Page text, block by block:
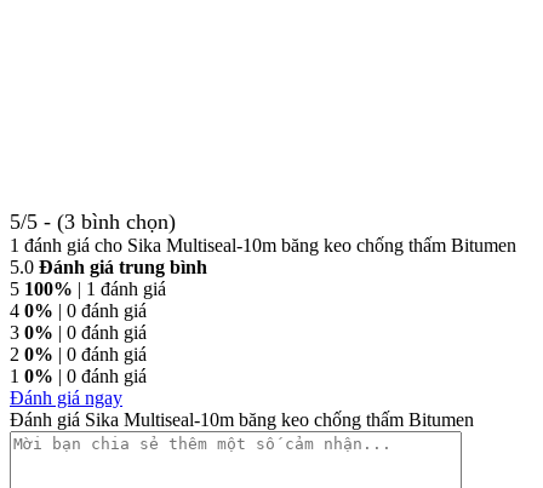
5/5 - (3 bình chọn)
1 đánh giá cho Sika Multiseal-10m băng keo chống thấm Bitumen
5.0 Đánh giá trung bình
5 100% | 1 đánh giá
4 0% | 0 đánh giá
3 0% | 0 đánh giá
2 0% | 0 đánh giá
1 0% | 0 đánh giá
Đánh giá ngay
Đánh giá Sika Multiseal-10m băng keo chống thấm Bitumen